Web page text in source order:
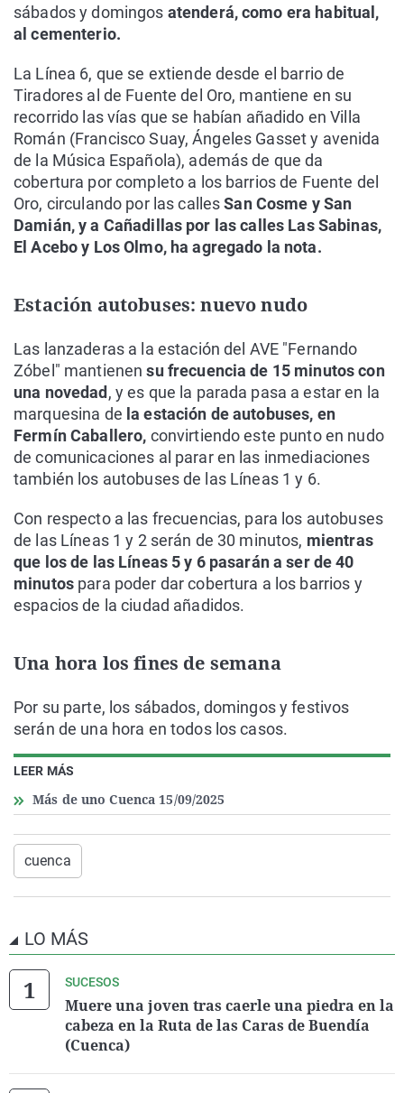
LEER MÁS
Más de uno Cuenca 15/09/2025
sábados y domingos atenderá, como era habitual,
al cementerio.
La Línea 6, que se extiende desde el barrio de
Tiradores al de Fuente del Oro, mantiene en su
recorrido las vías que se habían añadido en Villa
Román (Francisco Suay, Ángeles Gasset y avenida
de la Música Española), además de que da
cobertura por completo a los barrios de Fuente del
Oro, circulando por las callesSan Cosme y San
Damián, y a Cañadillas por las calles Las Sabinas,
El Acebo y Los Olmo, ha agregado la nota.
Estación autobuses: nuevo nudo
Las lanzaderas a la estación del AVE "Fernando
Zóbel" mantienen su frecuencia de 15 minutos con
una novedad , y es que la parada pasa a estar en la
marquesina de la estación de autobuses, en
Fermín Caballero, convirtiendo este punto en nudo
de comunicaciones al parar en las inmediaciones
también los autobuses de las Líneas 1 y 6.
Con respecto a las frecuencias, para los autobuses
de las Líneas 1 y 2 serán de 30 minutos, mientras
que los de las Líneas 5 y 6 pasarán a ser de 40
minutospara poder dar cobertura a los barrios y
espacios de la ciudad añadidos.
Una hora los fines de semana
Por su parte, los sábados, domingos y festivos
serán de una hora en todos los casos.
cuenca
LO MÁS
SUCESOS
Muere una joven tras caerle una piedra en la
cabeza en la Ruta de las Caras de Buendía
(Cuenca)